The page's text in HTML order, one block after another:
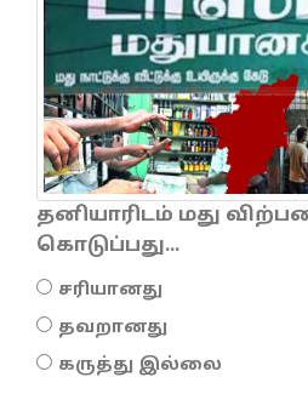
தனியாரிடம் மது
கொடுப்பது...
சரியானது
தவறானது
கருத்து இல்லை